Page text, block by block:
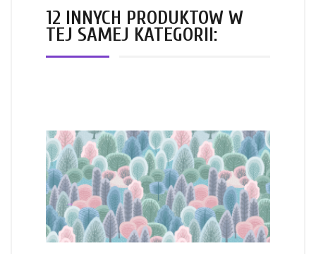
12 INNYCH PRODUKTÓW W
TEJ SAMEJ KATEGORII: